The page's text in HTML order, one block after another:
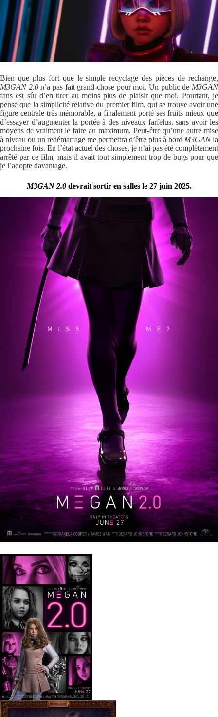
Bien que plus fort que le simple recyclage des pièces de rechange,
M3GAN 2.0n’a pas fait grand-chose pour moi. Un public de M3GAN
fans est sûr d’en tirer au moins plus de plaisir que moi. Pourtant, je
pense que la simplicité relative du premier film, qui se trouve avoir une
figure centrale très mémorable, a finalement porté ses fruits mieux que
d’essayer d’augmenter la portée à des niveaux farfelus, sans avoir les
moyens de vraiment le faire au maximum. Peut-être qu’une autre mise
à niveau ou un redémarrage me permettra d’être plus à bord M3GANla
prochaine fois. En l’état actuel des choses, je n’ai pas été complètement
arrêté par ce film, mais il avait tout simplement trop de bugs pour que
je l’adopte davantage.
M3GAN 2.0devrait sortir en salles le 27 juin 2025.